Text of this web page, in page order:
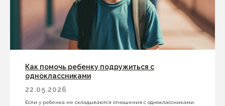
Как помочь ребенку подружиться с
одноклассниками
22.05.2026
Если у ребенка не складываются отношения с одноклассниками,